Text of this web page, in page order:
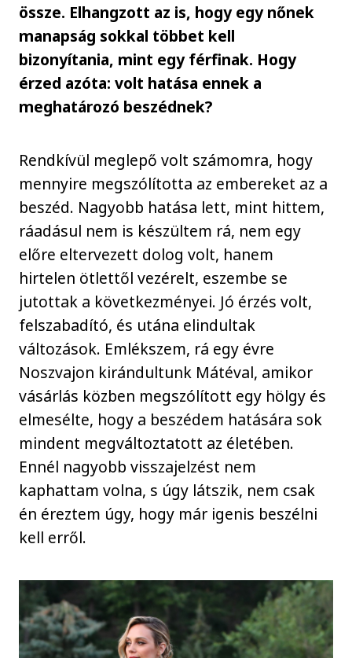
össze. Elhangzott az is, hogy egy nőnek
manapság sokkal többet kell
bizonyítania, mint egy férfinak. Hogy
érzed azóta: volt hatása ennek a
meghatározó beszédnek?
Rendkívül meglepő volt számomra, hogy
mennyire megszólította az embereket az a
beszéd. Nagyobb hatása lett, mint hittem,
ráadásul nem is készültem rá, nem egy
előre eltervezett dolog volt, hanem
hirtelen ötlettől vezérelt, eszembe se
jutottak a következményei. Jó érzés volt,
felszabadító, és utána elindultak
változások. Emlékszem, rá egy évre
Noszvajon kirándultunk Mátéval, amikor
vásárlás közben megszólított egy hölgy és
elmesélte, hogy a beszédem hatására sok
mindent megváltoztatott az életében.
Ennél nagyobb visszajelzést nem
kaphattam volna, s úgy látszik, nem csak
én éreztem úgy, hogy már igenis beszélni
kell erről.